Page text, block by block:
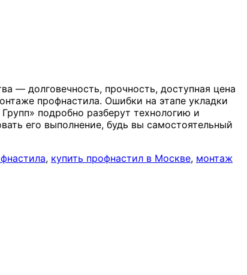
— долговечность, прочность, доступная цена
профнастила. Ошибки на этапе укладки
подробно разберут технологию и
его выполнение, будь вы самостоятельный
, купить профнастил в Москве, монтаж